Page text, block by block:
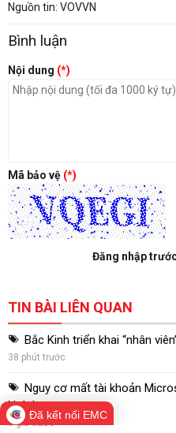
Nguồn tin: VOVVN
Bình luận
Nội dung (*)
Mã bảo vệ (*)
Đăng nhập
TIN BÀI LIÊN QUAN
Bắc Kinh triển khai “nhân
38 phút trước
Nguy cơ mất tài khoản
khách sạn
9 giờ trước
Đã kết nối EMC